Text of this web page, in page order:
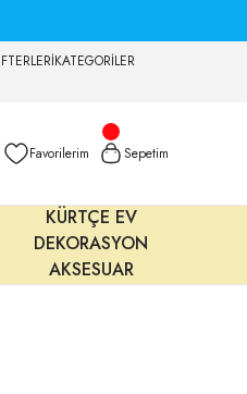
KATEGORİLER
Favorilerim Sepetim
KÜRTÇE EV
DEKORASYON
AKSESUAR